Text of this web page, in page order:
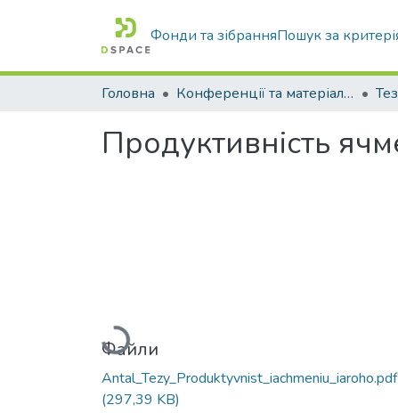
Фонди та зібранняПошук за
Головна Конференції та матеріали конференцій
Продуктивність
Вантажиться...
Файли
Antal_Tezy_Produktyvnist_iachmeniu_iaroho.pdf
(297,39 KB)